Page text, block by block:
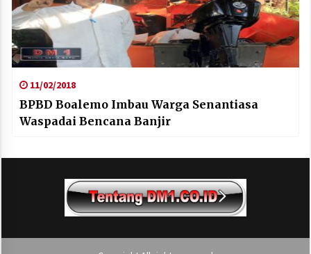
11/02/2018
BPBD Boalemo Imbau Warga Senantiasa
Waspadai Bencana Banjir